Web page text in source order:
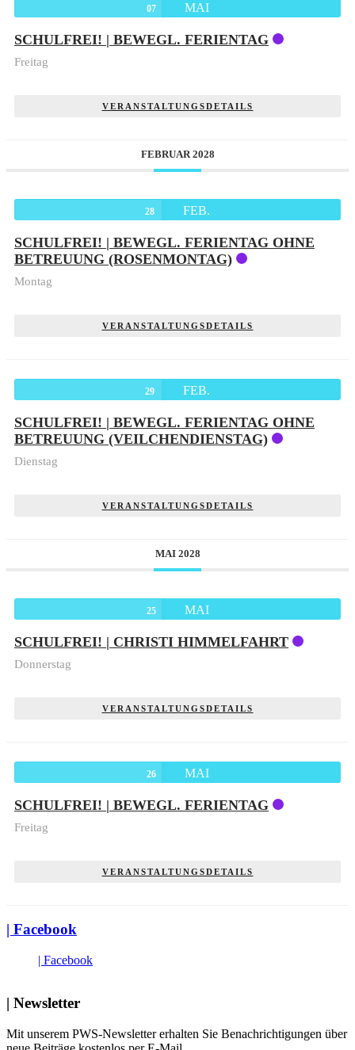
07 MAI
SCHULFREI! | BEWEGL. FERIENTAG
Freitag
VERANSTALTUNGSDETAILS
FEBRUAR 2028
28 FEB.
SCHULFREI! | BEWEGL. FERIENTAG OHNE
BETREUUNG (ROSENMONTAG)
Montag
VERANSTALTUNGSDETAILS
29 FEB.
SCHULFREI! | BEWEGL. FERIENTAG OHNE
BETREUUNG (VEILCHENDIENSTAG)
Dienstag
VERANSTALTUNGSDETAILS
MAI 2028
25 MAI
SCHULFREI! | CHRISTI HIMMELFAHRT
Donnerstag
VERANSTALTUNGSDETAILS
26 MAI
SCHULFREI! | BEWEGL. FERIENTAG
Freitag
VERANSTALTUNGSDETAILS
| Facebook
| Facebook
| Newsletter
Mit unserem PWS-Newsletter erhalten Sie Benachrichtigungen über